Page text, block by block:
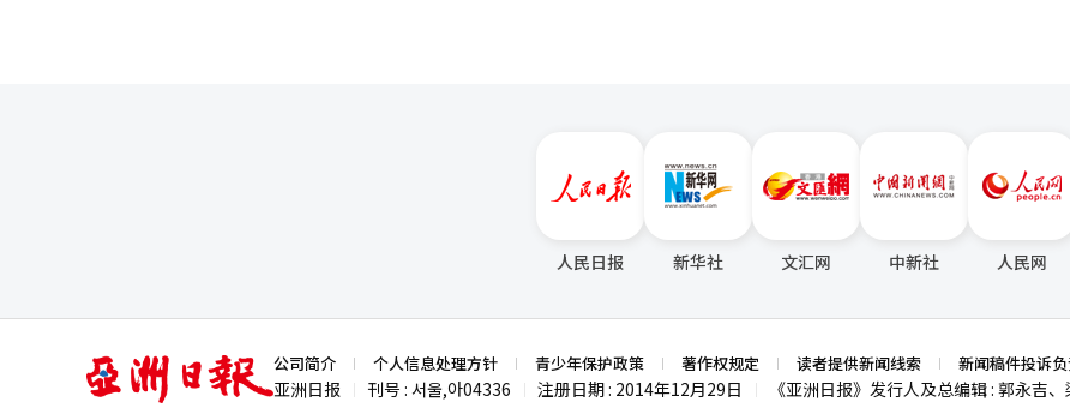
人民日报 新华社 文汇网 中新社 人民网
亚
洲
日
公司简介 个人信息处理方针 青少年保护政策 著作权规定 读者提供新闻线索 新闻稿件投诉
亚洲日报 刊号 : 서울,아04336 注册日期 : 2014年12月29日 《亚洲日报》发行人及总编辑 : 郭永吉